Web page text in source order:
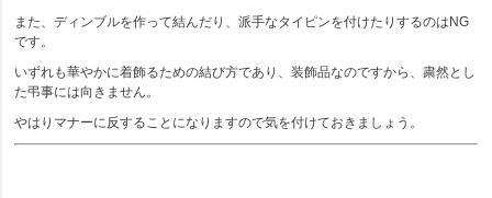
また、ディンブルを作って結んだり、派手なタイピンを付けたりするのはNG
です。
いずれも華やかに着飾るための結び方であり、装飾品なのですから、粛然とし
た弔事には向きません。
やはりマナーに反することになりますので気を付けておきましょう。